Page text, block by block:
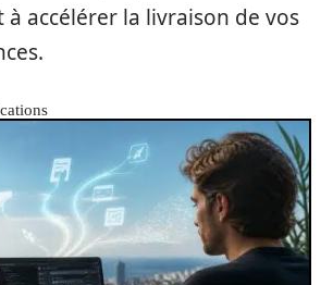
accélérer la livraison de vos